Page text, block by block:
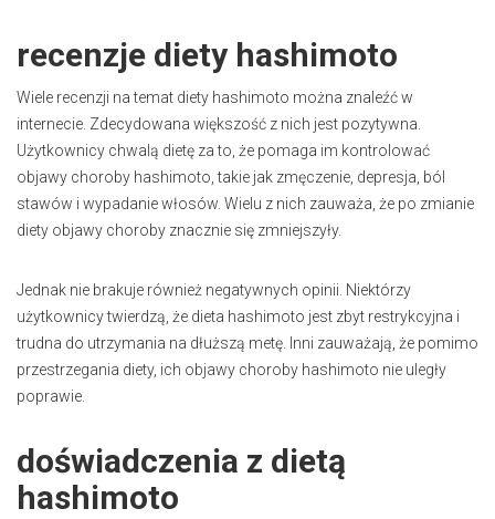
recenzje diety hashimoto
Wiele recenzji na temat diety hashimoto można znaleźć w
internecie. Zdecydowana większość z nich jest pozytywna.
Użytkownicy chwalą dietę za to, że pomaga im kontrolować
objawy choroby hashimoto, takie jak zmęczenie, depresja, ból
stawów i wypadanie włosów. Wielu z nich zauważa, że po zmianie
diety objawy choroby znacznie się zmniejszyły.
Jednak nie brakuje również negatywnych opinii. Niektórzy
użytkownicy twierdzą, że dieta hashimoto jest zbyt restrykcyjna i
trudna do utrzymania na dłuższą metę. Inni zauważają, że pomimo
przestrzegania diety, ich objawy choroby hashimoto nie uległy
poprawie.
doświadczenia z dietą
hashimoto